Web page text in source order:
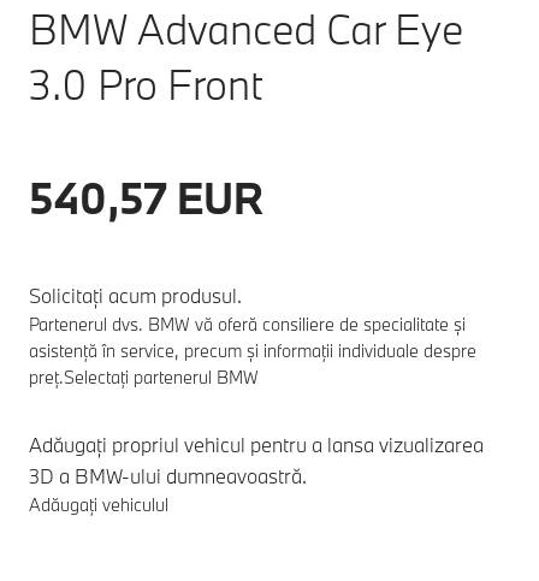
BMW Advanced Car Eye
3.0 Pro Front
540,57 EUR
Solicitați acum produsul.
Partenerul dvs. BMW vă oferă consiliere de specialitate și
asistență în service, precum și informații individuale despre
preț.Selectați partenerul BMW
Adăugați propriul vehicul pentru a lansa vizualizarea
3D a BMW-ului dumneavoastră.
Adăugați vehiculul